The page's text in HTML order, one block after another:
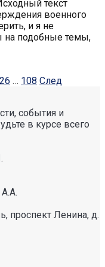
текст
военного
и я не
на подобные темы,
26 … 108 След
события и
в курсе всего
проспект Ленина, д.